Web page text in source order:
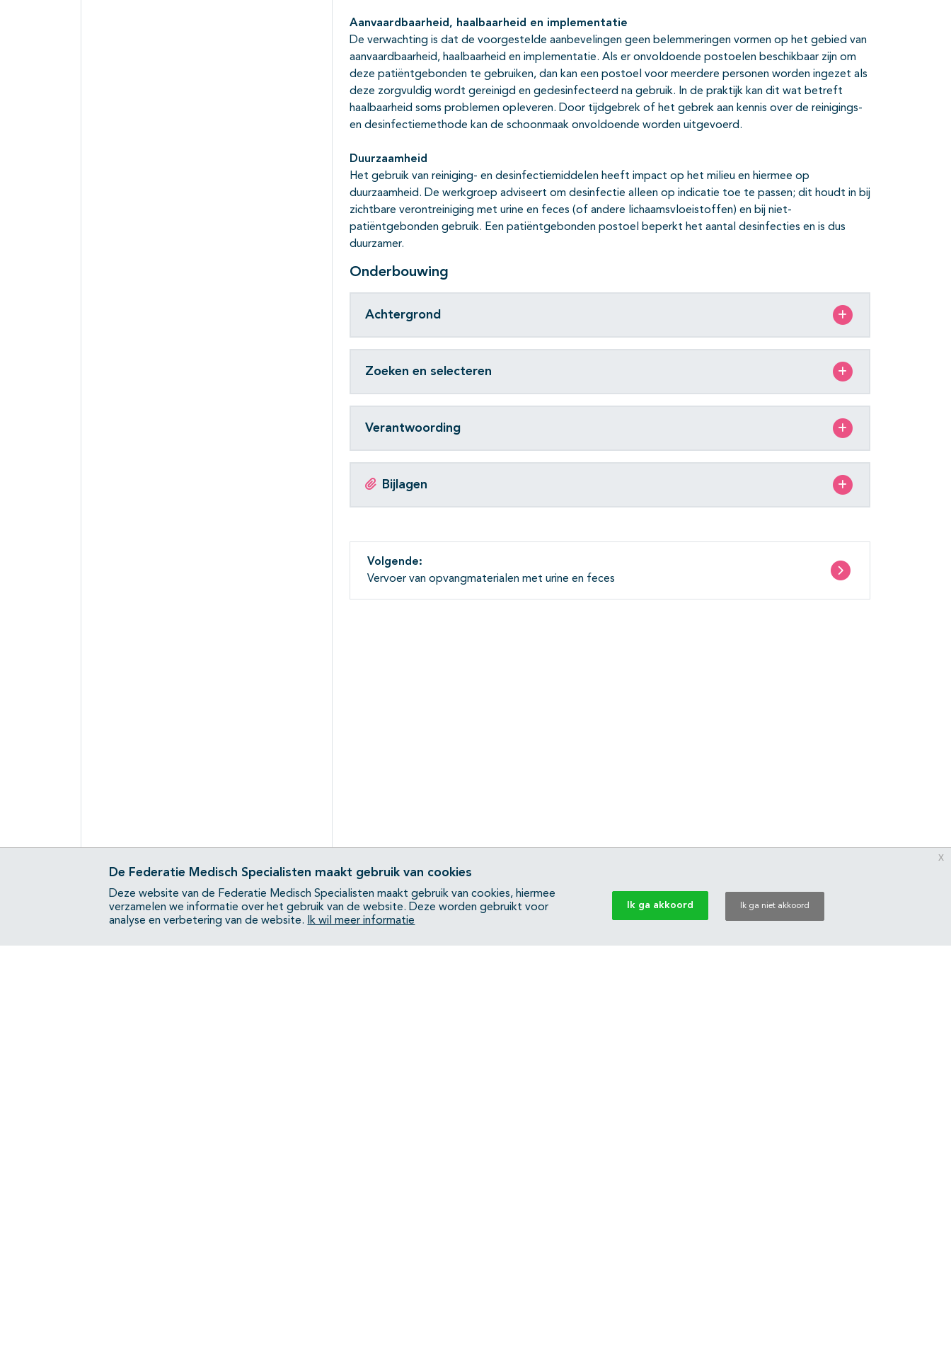
Aanvaardbaarheid, haalbaarheid en implementatie
De verwachting is dat de voorgestelde aanbevelingen geen belemmeringen vormen op het gebied van
aanvaardbaarheid, haalbaarheid en implementatie. Als er onvoldoende postoelen beschikbaar zijn om
deze patiëntgebonden te gebruiken, dan kan een postoel voor meerdere personen worden ingezet als
deze zorgvuldig wordt gereinigd en gedesinfecteerd na gebruik. In de praktijk kan dit wat betreft
haalbaarheid soms problemen opleveren. Door tijdgebrek of het gebrek aan kennis over de reinigings-
en desinfectiemethode kan de schoonmaak onvoldoende worden uitgevoerd.
Duurzaamheid
Het gebruik van reiniging- en desinfectiemiddelen heeft impact op het milieu en hiermee op
duurzaamheid. De werkgroep adviseert om desinfectie alleen op indicatie toe te passen; dit houdt in bij
zichtbare verontreiniging met urine en feces (of andere lichaamsvloeistoffen) en bij niet-
patiëntgebonden gebruik. Een patiëntgebonden postoel beperkt het aantal desinfecties en is dus
duurzamer.
Onderbouwing
Achtergrond
Zoeken en selecteren
Verantwoording
Bijlagen
Volgende:
Vervoer van opvangmaterialen met urine en feces
De Federatie Medisch Specialisten maakt gebruik van cookies
Deze website van de Federatie Medisch Specialisten maakt gebruik van cookies, hiermee
verzamelen we informatie over het gebruik van de website. Deze worden gebruikt voor
analyse en verbetering van de website.
Ik wil meer informatie
Ik ga akkoord Ik ga niet akkoord
x